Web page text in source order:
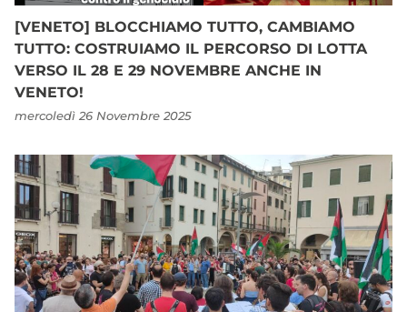
[VENETO] BLOCCHIAMO TUTTO, CAMBIAMO
TUTTO: COSTRUIAMO IL PERCORSO DI LOTTA
VERSO IL 28 E 29 NOVEMBRE ANCHE IN
VENETO!
mercoledì 26 Novembre 2025